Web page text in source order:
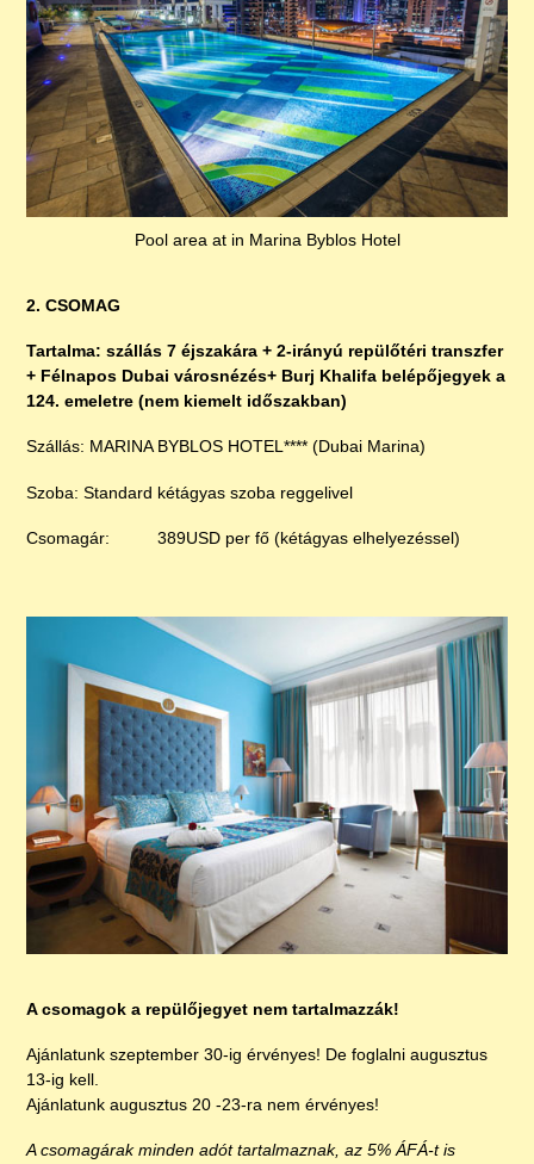
Pool area at in Marina Byblos Hotel
2. CSOMAG
Tartalma: szállás 7 éjszakára + 2-irányú repülőtéri transzfer
+ Félnapos Dubai városnézés+ Burj Khalifa belépőjegyek a
124. emeletre (nem kiemelt időszakban)
Szállás: MARINA BYBLOS HOTEL**** (Dubai Marina)
Szoba: Standard kétágyas szoba reggelivel
Csomagár: 389USD per fő (kétágyas elhelyezéssel)
A csomagok a repülőjegyet nem tartalmazzák!
Ajánlatunk szeptember 30-ig érvényes! De foglalni augusztus
13-ig kell.
Ajánlatunk augusztus 20 -23-ra nem érvényes!
A csomagárak minden adót tartalmaznak, az 5% ÁFÁ-t is